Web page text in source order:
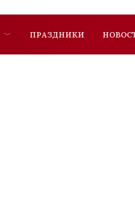
ПРАЗДНИКИ